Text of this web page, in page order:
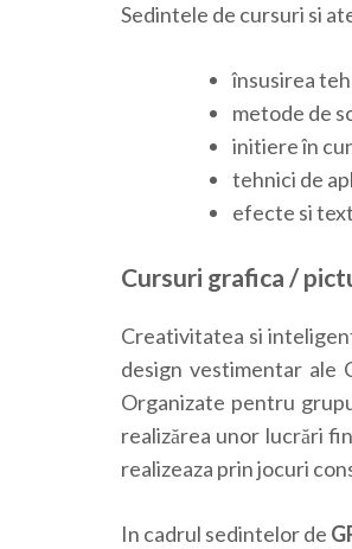
Sedintele de cursuri si
însusirea
metode de
initiere în
tehnici de
efecte si
Cursuri grafica /
Creativitatea si
design vestimentar ale
Organizate pentru
realizărea unor lucrări
realizeaza prin jocuri
In cadrul sedintelor de